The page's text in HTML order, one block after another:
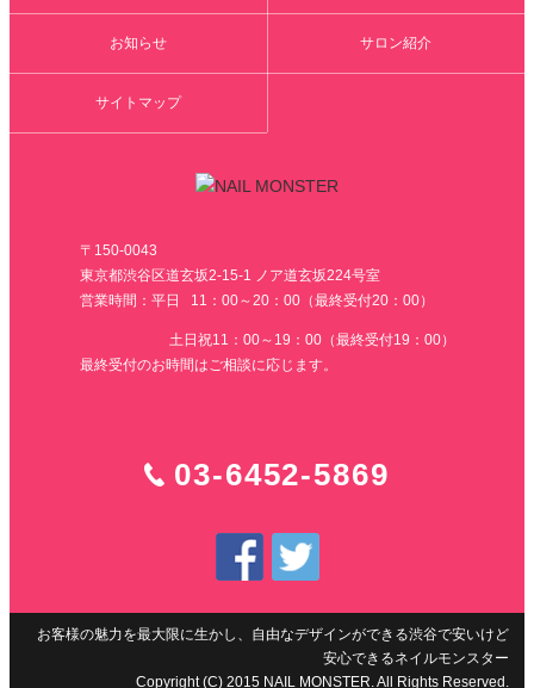
お知らせ サロン紹介
サイトマップ
〒150-0043
東京都渋谷区道玄坂2-15-1 ノア道玄坂224号室
営業時間：平日 11：00～20：00（最終受付20：00）
土日祝11：00～19：00（最終受付19：00）
最終受付のお時間はご相談に応じます。
03-6452-5869
お客様の魅力を最大限に生かし、自由なデザインができる渋谷で安いけど
安心できるネイルモンスター
Copyright (C) 2015 NAIL MONSTER. All Rights Reserved.